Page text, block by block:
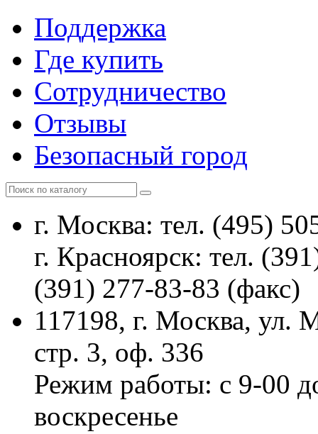
Поддержка
Где купить
Сотрудничество
Отзывы
Безопасный город
г. Москва: тел. (495)
г. Красноярск: тел.
(391) 277-83-83 (факс)
117198, г. Москва, ул.
стр. 3, оф. 336
Режим работы: с 9-00
воскресенье